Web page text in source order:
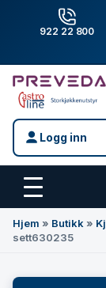
922 22 800
Logg inn
Hovedinnhold
Hjem » Butikk »
sett630235